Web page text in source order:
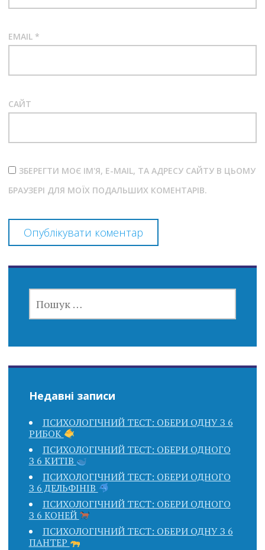
EMAIL *
САЙТ
ЗБЕРЕГТИ МОЄ ІМ'Я, E-MAIL, ТА АДРЕСУ САЙТУ В ЦЬОМУ
БРАУЗЕРІ ДЛЯ МОЇХ ПОДАЛЬШИХ КОМЕНТАРІВ.
Недавні записи
ПСИХОЛОГІЧНИЙ ТЕСТ: ОБЕРИ ОДНУ З 6
РИБОК
ПСИХОЛОГІЧНИЙ ТЕСТ: ОБЕРИ ОДНОГО
З 6 КИТІВ
ПСИХОЛОГІЧНИЙ ТЕСТ: ОБЕРИ ОДНОГО
З 6 ДЕЛЬФІНІВ
ПСИХОЛОГІЧНИЙ ТЕСТ: ОБЕРИ ОДНОГО
З 6 КОНЕЙ
ПСИХОЛОГІЧНИЙ ТЕСТ: ОБЕРИ ОДНУ З 6
ПАНТЕР